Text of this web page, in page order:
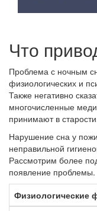
Что
Проблема с ночным
физиологических и
Также негативно
многочисленные
принимают в
Нарушение сна у
неправильной
Рассмотрим более
появление проблемы.
Физиологические